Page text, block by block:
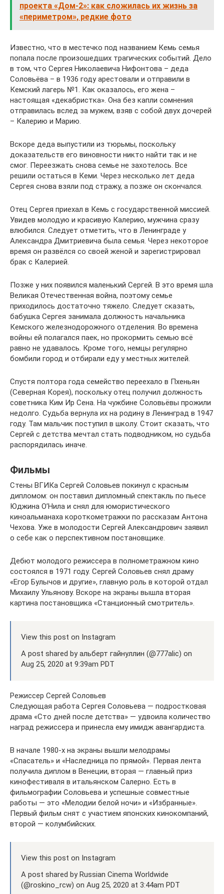
проекта «Дом-2»: как сложилась их жизнь за
«периметром», редкие фото
Известно, что в местечко под названием Кемь семья
попала после произошедших трагических событий. Дело
в том, что Сергея Николаевича Нифонтова – деда
Соловьёва – в 1936 году арестовали и отправили в
Кемский лагерь №1. Как оказалось, его жена –
настоящая «декабристка». Она без капли сомнения
отправилась вслед за мужем, взяв с собой двух дочерей
– Калерию и Марию.
Вскоре деда выпустили из тюрьмы, поскольку
доказательств его виновности никто найти так и не
смог. Переезжать снова семье не захотелось. Все
решили остаться в Кеми. Через несколько лет деда
Сергея снова взяли под стражу, а позже он скончался.
Отец Сергея приехал в Кемь с государственной миссией.
Увидев молодую и красивую Калерию, мужчина сразу
влюбился. Следует отметить, что в Ленинграде у
Александра Дмитриевича была семья. Через некоторое
время он развёлся со своей женой и зарегистрировал
брак с Калерией.
Позже у них появился маленький Сергей. В это время шла
Великая Отечественная война, поэтому семье
приходилось достаточно тяжело. Следует сказать,
бабушка Сергея занимала должность начальника
Кемского железнодорожного отделения. Во времена
войны ей полагался паек, но прокормить семью всё
равно не удавалось. Кроме того, немцы регулярно
бомбили город и отбирали еду у местных жителей.
Спустя полтора года семейство переехало в Пхеньян
(Северная Корея), поскольку отец получил должность
советника Ким Ир Сена. На чужбине Соловьёвы прожили
недолго. Судьба вернула их на родину в Ленинград в 1947
году. Там мальчик поступил в школу. Стоит сказать, что
Сергей с детства мечтал стать подводником, но судьба
распорядилась иначе.
Фильмы
Стены ВГИКа Сергей Соловьев покинул с красным
дипломом: он поставил дипломный спектакль по пьесе
Юджина О’Нила и снял для юмористического
киноальманаха короткометражки по рассказам Антона
Чехова. Уже в молодости Сергей Александрович заявил
о себе как о перспективном постановщике.
Дебют молодого режиссера в полнометражном кино
состоялся в 1971 году. Сергей Соловьев снял драму
«Егор Булычов и другие», главную роль в которой отдал
Михаилу Ульянову. Вскоре на экраны вышла вторая
картина постановщика «Станционный смотритель».
View this post on Instagram
A post shared by альберт гайнуллин (@777alic) on
Aug 25, 2020 at 9:39am PDT
Режиссер Сергей Соловьев
Следующая работа Сергея Соловьева — подростковая
драма «Сто дней после детства» — удвоила количество
наград режиссера и принесла ему имидж авангардиста.
В начале 1980-х на экраны вышли мелодрамы
«Спасатель» и «Наследница по прямой». Первая лента
получила диплом в Венеции, вторая — главный приз
кинофестиваля в итальянском Салерно. Есть в
фильмографии Соловьева и успешные совместные
работы — это «Мелодии белой ночи» и «Избранные».
Первый фильм снят с участием японских кинокомпаний,
второй — колумбийских.
View this post on Instagram
A post shared by Russian Cinema Worldwide
(@roskino_rcw) on Aug 25, 2020 at 3:44am PDT